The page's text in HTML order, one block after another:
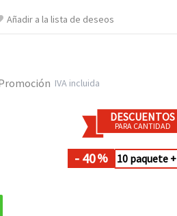
Añadir a la lista de deseos
IVA incluida
DESCUENTOS
PARA CANTIDAD
- 40% 10 paquete +